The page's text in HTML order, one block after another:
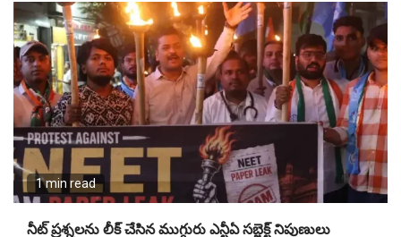
1 min read
నీట్ ప్ర‌శ్న‌ల‌ను లీక్ చేసిన ముగ్గురు ఎన్టీఏ స‌బ్జెక్ట్ నిపుణులు